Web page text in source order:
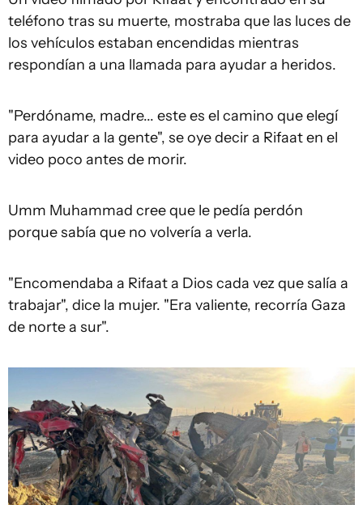
teléfono tras su muerte, mostraba que las luces de
los vehículos estaban encendidas mientras
respondían a una llamada para ayudar a heridos.
"Perdóname, madre... este es el camino que elegí
para ayudar a la gente", se oye decir a Rifaat en el
video poco antes de morir.
Umm Muhammad cree que le pedía perdón
porque sabía que no volvería a verla.
"Encomendaba a Rifaat a Dios cada vez que salía a
trabajar", dice la mujer. "Era valiente, recorría Gaza
de norte a sur".